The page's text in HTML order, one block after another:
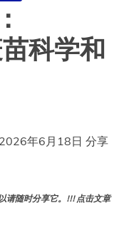
苗科学和
2026年6月18日 分享
请随时分享它。!!! 点击文章